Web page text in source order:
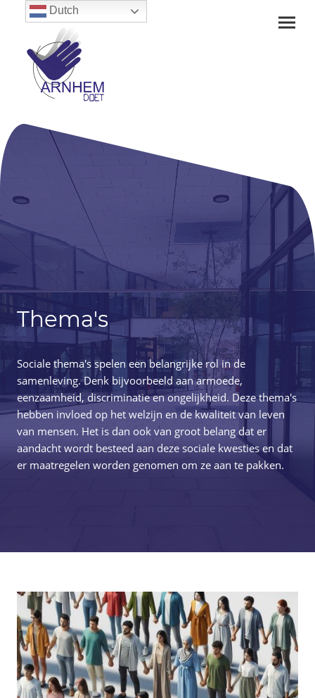
Thema's
Sociale thema's spelen een belangrijke rol in de
samenleving. Denk bijvoorbeeld aan armoede,
eenzaamheid, discriminatie en ongelijkheid. Deze thema's
hebben invloed op het welzijn en de kwaliteit van leven
van mensen. Het is dan ook van groot belang dat er
aandacht wordt besteed aan deze sociale kwesties en dat
er maatregelen worden genomen om ze aan te pakken.
Dutch